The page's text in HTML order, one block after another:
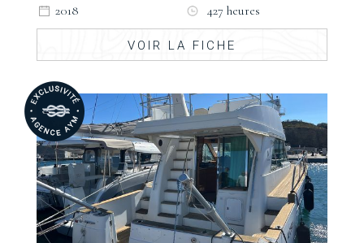
2018
427 heures
VOIR LA FICHE